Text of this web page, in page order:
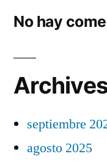
No hay
septiembre
agosto 2025